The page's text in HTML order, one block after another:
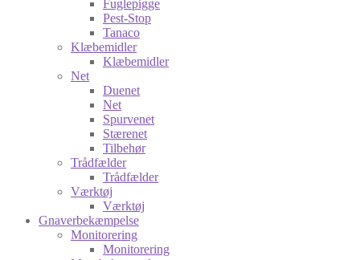
Fuglepigge
Pest-Stop
Tanaco
Klæbemidler
Klæbemidler
Net
Duenet
Net
Spurvenet
Stærenet
Tilbehør
Trådfælder
Trådfælder
Værktøj
Værktøj
Gnaverbekæmpelse
Monitorering
Monitorering